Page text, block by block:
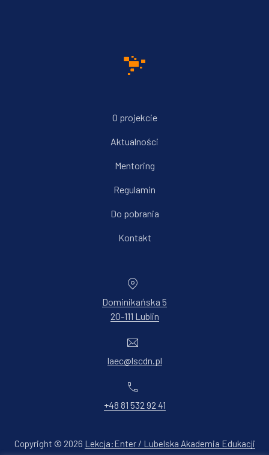
O projekcie
Aktualności
Mentoring
Regulamin
Do pobrania
Kontakt
Dominikańska 5
20-111 Lublin
laec@lscdn.pl
+48 81 532 92 41
Copyright © 2026 Lekcja:Enter / Lubelska Akademia Edukacji